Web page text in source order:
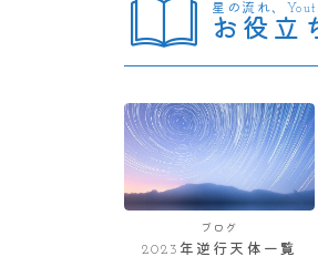
星の流れ、
お役立
ブログ
2023年逆行天体一覧